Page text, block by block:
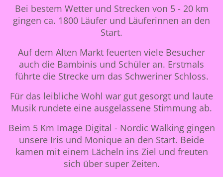
Bei bestem Wetter und Strecken von 5 - 20 km
gingen ca. 1800 Läufer und Läuferinnen an den
Start.
Auf dem Alten Markt feuerten viele Besucher
auch die Bambinis und Schüler an. Erstmals
führte die Strecke um das Schweriner Schloss.
Für das leibliche Wohl war gut gesorgt und laute
Musik rundete eine ausgelassene Stimmung ab.
Beim 5 Km Image Digital - Nordic Walking gingen
unsere Iris und Monique an den Start. Beide
kamen mit einem Lächeln ins Ziel und freuten
sich über super Zeiten.